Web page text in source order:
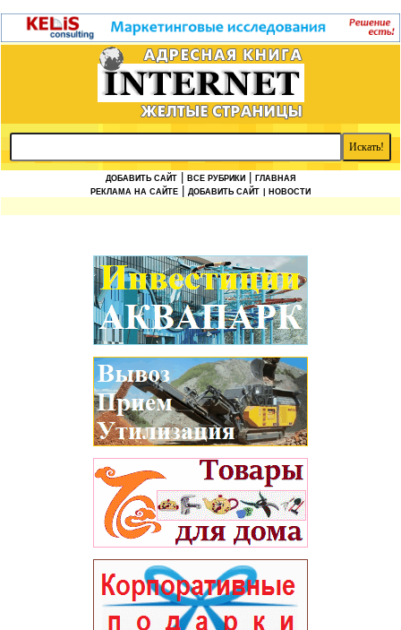
ДОБАВИТЬ САЙТ ВСЕ РУБРИКИ
ГЛАВНАЯ
РЕКЛАМА НА САЙТЕ
ДОБАВИТЬ САЙТ | НОВОСТИ